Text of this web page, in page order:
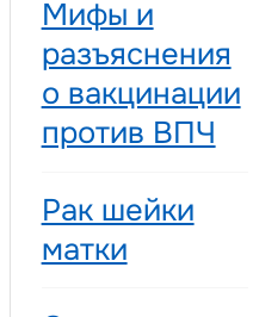
Мифы и
разъяснения
о вакцинации
против ВПЧ
Рак шейки
матки